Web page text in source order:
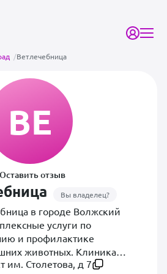
/Ветлечебница
ВЕ
Оставить отзыв
Вы владелец?
в городе Волжский
услуги по
и профилактике
животных. Клиника
оборудованием для
им. Столетова, д 7